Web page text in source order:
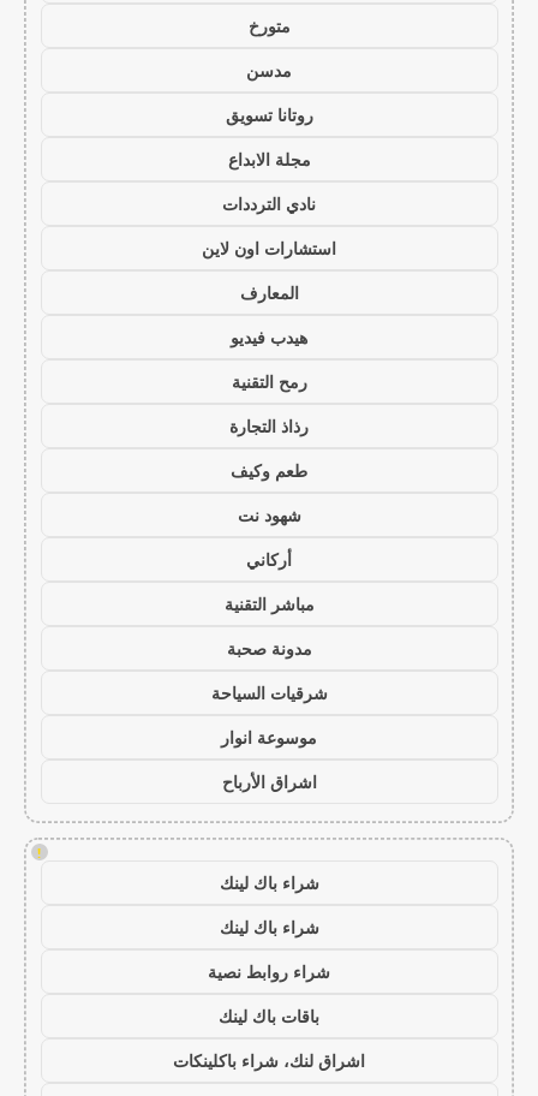
متورخ
مدسن
روتانا تسويق
مجلة الابداع
نادي الترددات
استشارات اون لاين
المعارف
هيدب فيديو
رمح التقنية
رذاذ التجارة
طعم وكيف
شهود نت
أركاني
مباشر التقنية
مدونة صحبة
شرقيات السياحة
موسوعة انوار
اشراق الأرباح
!
شراء باك لينك
شراء باك لينك
شراء روابط نصية
باقات باك لينك
اشراق لنك، شراء باكلينكات